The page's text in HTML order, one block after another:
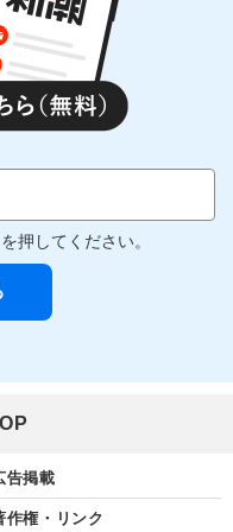
押してください。
告掲載
作権・リンク